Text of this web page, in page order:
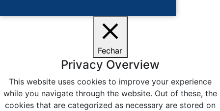
Fechar
Privacy Overview
This website uses cookies to improve your experience
while you navigate through the website. Out of these, the
cookies that are categorized as necessary are stored on